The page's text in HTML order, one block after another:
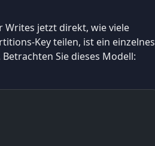
Writes jetzt direkt, wie viele
Key teilen, ist ein einzelnes
Sie dieses Modell: